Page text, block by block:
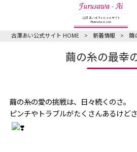
古澤あい公式サイト HOME > 新着情報 > 繭
繭の糸の最幸
繭の糸の愛の挑戦は、日々続くのさ。
ピンチやトラブルがたくさんあるけど